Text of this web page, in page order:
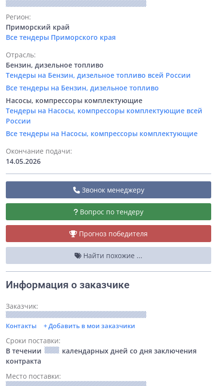
Регион:
Приморский край
Все тендеры Приморского края
Отрасль:
Бензин, дизельное топливо
Тендеры на Бензин, дизельное топливо всей России
Все тендеры на Бензин, дизельное топливо
Насосы, компрессоры комплектующие
Тендеры на Насосы, компрессоры комплектующие всей
России
Все тендеры на Насосы, компрессоры комплектующие
Окончание подачи:
14.05.2026
Звонок менеджеру
Вопрос по тендеру
Прогноз победителя
Найти похожие ...
Информация о заказчике
Заказчик:
Контакты + Добавить в мои заказчики
Сроки поставки:
В течении
календарных дней со дня заключения
контракта
Место поставки: